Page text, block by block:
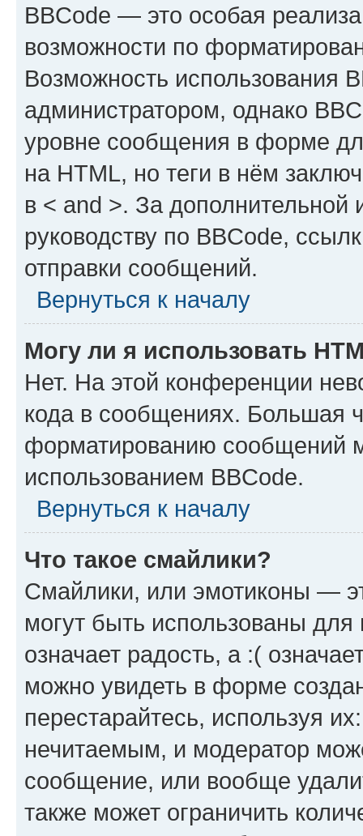
BBCode — это особая
возможности по
Возможность использования
администратором, однако
уровне сообщения в форме
на HTML, но теги в нём
в < and >. За
руководству по BBCode,
отправки сообщений.
Вернуться к началу
Могу ли я использовать
Нет. На этой конференции
кода в сообщениях. Большая
форматированию сообщений
использованием BBCode.
Вернуться к началу
Что такое смайлики?
Смайлики, или эмотиконы —
могут быть использованы
означает радость, а :(
можно увидеть в форме
перестарайтесь, используя
нечитаемым, и модератор
сообщение, или вообще
также может ограничить